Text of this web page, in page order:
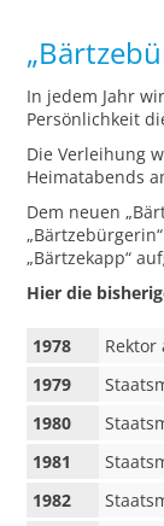
In jedem Jahr
Persönlichkeit
Die Verleihung
Heimatabends
Dem neuen
„Bärtzekapp“
Hier die
1978
1979
1980
1981
1982